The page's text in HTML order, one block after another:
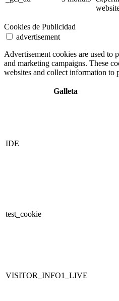
Cookies de Publicidad
advertisement
Advertisement cookies are used to
and marketing campaigns. These
websites and collect information to
Galleta
IDE
test_cookie
VISITOR_INFO1_LIVE